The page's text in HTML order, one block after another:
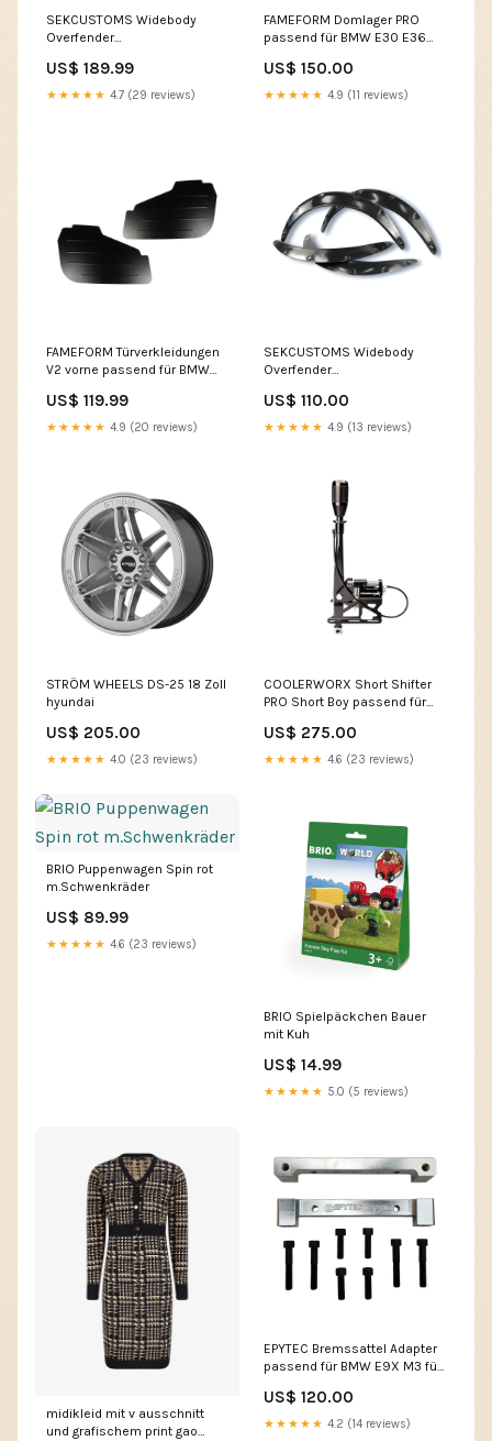
SEKCUSTOMS Widebody
Overfender
passend für Subaru Legacy
Hardware:zonder
US$ 189.99
★★★★★ 4.7 (29 reviews)
FAMEFORM Domlager PRO
passend für BMW E30 E36
Vorderachse einstellbar Set
bumper
US$ 150.00
★★★★★ 4.9 (11 reviews)
FAMEFORM Türverkleidungen
V2 vorne passend für BMW
peugeot-2008
US$ 119.99
★★★★★ 4.9 (20 reviews)
SEKCUSTOMS Widebody
Overfender
passend für Datsun S30
Hardware:mit Schrauben /
US$ 110.00
★★★★★ 4.9 (13 reviews)
STRÖM WHEELS DS-25 18 Zoll
hyundai
US$ 205.00
★★★★★ 4.0 (23 reviews)
COOLERWORX Short Shifter
PRO Short Boy passend für
E8X E9X FXX fiat-regata
US$ 275.00
★★★★★ 4.6 (23 reviews)
BRIO Puppenwagen Spin rot
m.Schwenkräder
US$ 89.99
★★★★★ 4.6 (23 reviews)
BRIO Spielpäckchen Bauer
mit Kuh
US$ 14.99
★★★★★ 5.0 (5 reviews)
midikleid mit v ausschnitt
und grafischem print gao
EPYTEC Bremssattel Adapter
passend für BMW E9X M3 für
Vorderachse kleiderhaken
US$ 120.00
★★★★★ 4.2 (14 reviews)